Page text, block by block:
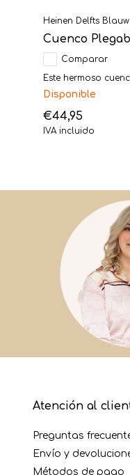
Heinen Delfts Blauw
Cuenco
Comparar
Este hermoso
Disponible
€44,95
IVA incluido
Atención al
Preguntas
Envío y
Métodos de pago